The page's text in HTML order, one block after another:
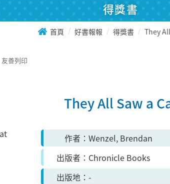
得獎書
首頁 好書報報 得獎書 They
友善列印
They All Saw a
作者
Wenzel, Brendan
出版者
Chronicle Books
出版地
-